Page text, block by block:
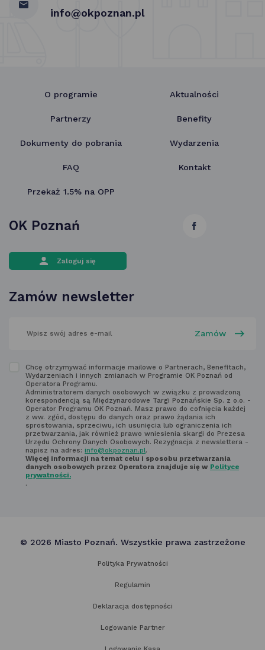
info@okpoznan.pl
O programie Aktualności
Partnerzy Benefity
Dokumenty do pobrania Wydarzenia
FAQ Kontakt
Przekaż 1.5% na OPP
link
OK Poznań
Zaloguj się
Zamów newsletter
poniżej
Zapoznaj
z regulaminem
newsletter'a
Chcę otrzymywać informacje mailowe o Partnerach, Benefitach,
Wydarzeniach i innych zmianach w Programie OK Poznań od
Operatora Programu.
Administratorem danych osobowych w związku z prowadzoną
korespondencją są Międzynarodowe Targi Poznańskie Sp. z o.o. -
Operator Programu OK Poznań. Masz prawo do cofnięcia każdej
z ww. zgód, dostępu do danych oraz prawo żądania ich
sprostowania, sprzeciwu, ich usunięcia lub ograniczenia ich
przetwarzania, jak również prawo wniesienia skargi do Prezesa
Urzędu Ochrony Danych Osobowych. Rezygnacja z newslettera -
napisz na adres: info@okpoznan.pl.
Więcej informacji na temat celu i sposobu przetwarzania
danych osobowych przez Operatora znajduje się w Polityce
prywatności.
.
© 2026 Miasto Poznań. Wszystkie prawa zastrzeżone
Polityka Prywatności
Regulamin
Deklaracja dostępności
Logowanie Partner